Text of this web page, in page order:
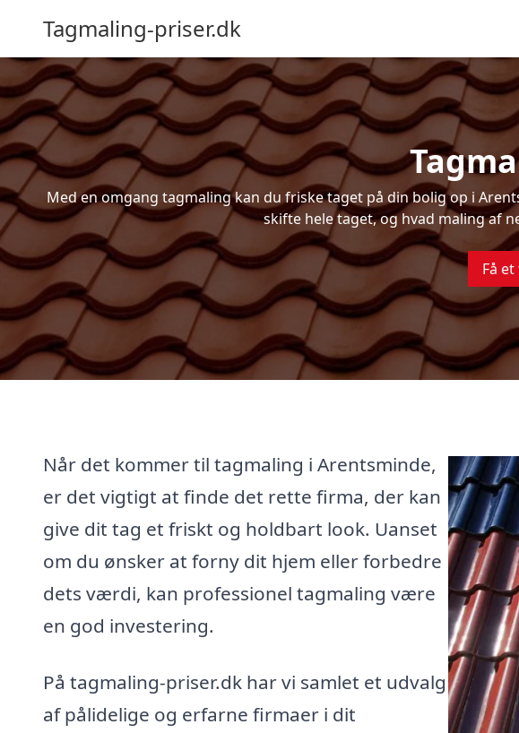
Tagmaling-priser.dk
Med en omgang tagmaling kan du friske taget på din bolig op i
skifte hele taget, og hvad maling af
Få
Når det kommer til tagmaling i Arentsminde,
er det vigtigt at finde det rette firma, der kan
give dit tag et friskt og holdbart look. Uanset
om du ønsker at forny dit hjem eller forbedre
dets værdi, kan professionel tagmaling være
en god investering.
På tagmaling-priser.dk har vi samlet et udvalg
af pålidelige og erfarne firmaer i dit